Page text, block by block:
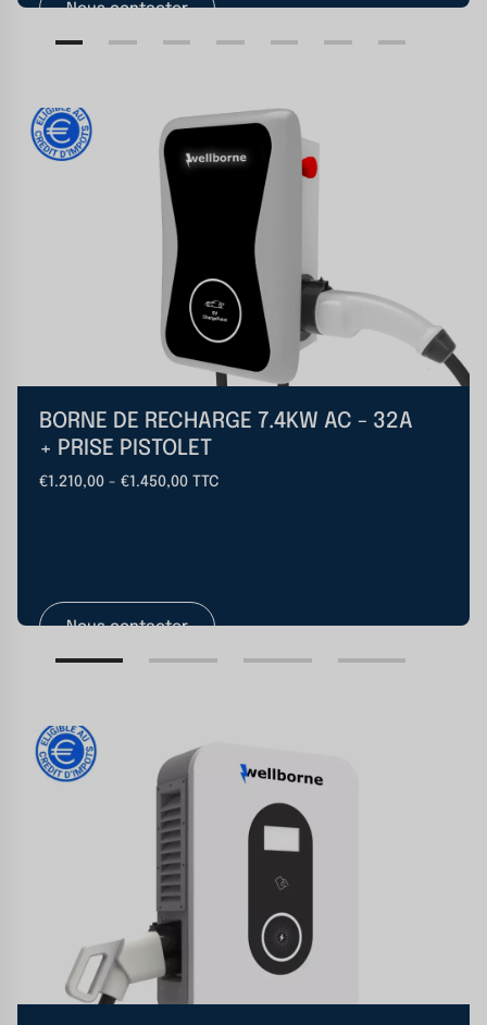
Nous contacter
BORNE DE RECHARGE 7.4KW AC - 32A
+ PRISE PISTOLET
€1.210,00 - €1.450,00 TTC
Nous contacter